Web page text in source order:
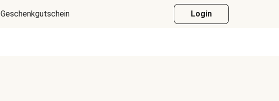
Geschenkgutschein Login